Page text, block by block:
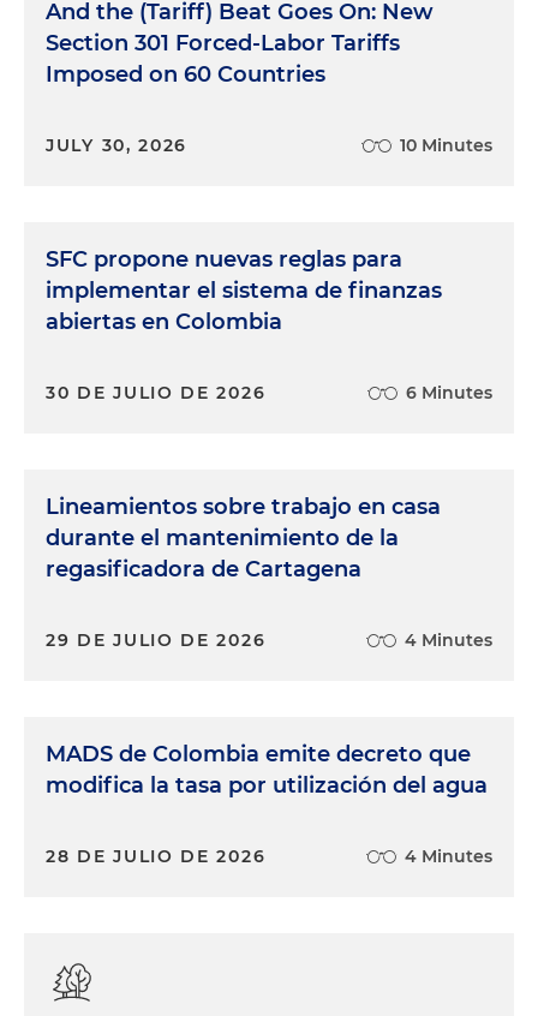
And the (Tariff) Beat Goes On: New
Section 301 Forced-Labor Tariffs
Imposed on 60 Countries
JULY 30, 2026 10 Minutes
SFC propone nuevas reglas para
implementar el sistema de finanzas
abiertas en Colombia
30 DE JULIO DE 2026 6 Minutes
Lineamientos sobre trabajo en casa
durante el mantenimiento de la
regasificadora de Cartagena
29 DE JULIO DE 2026 4 Minutes
MADS de Colombia emite decreto que
modifica la tasa por utilización del agua
28 DE JULIO DE 2026 4 Minutes